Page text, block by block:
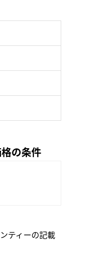
の条件
ティーの記載